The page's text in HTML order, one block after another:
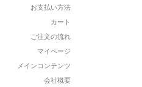
お支払い方法
カート
ご注文の流れ
マイページ
メインコンテンツ
会社概要